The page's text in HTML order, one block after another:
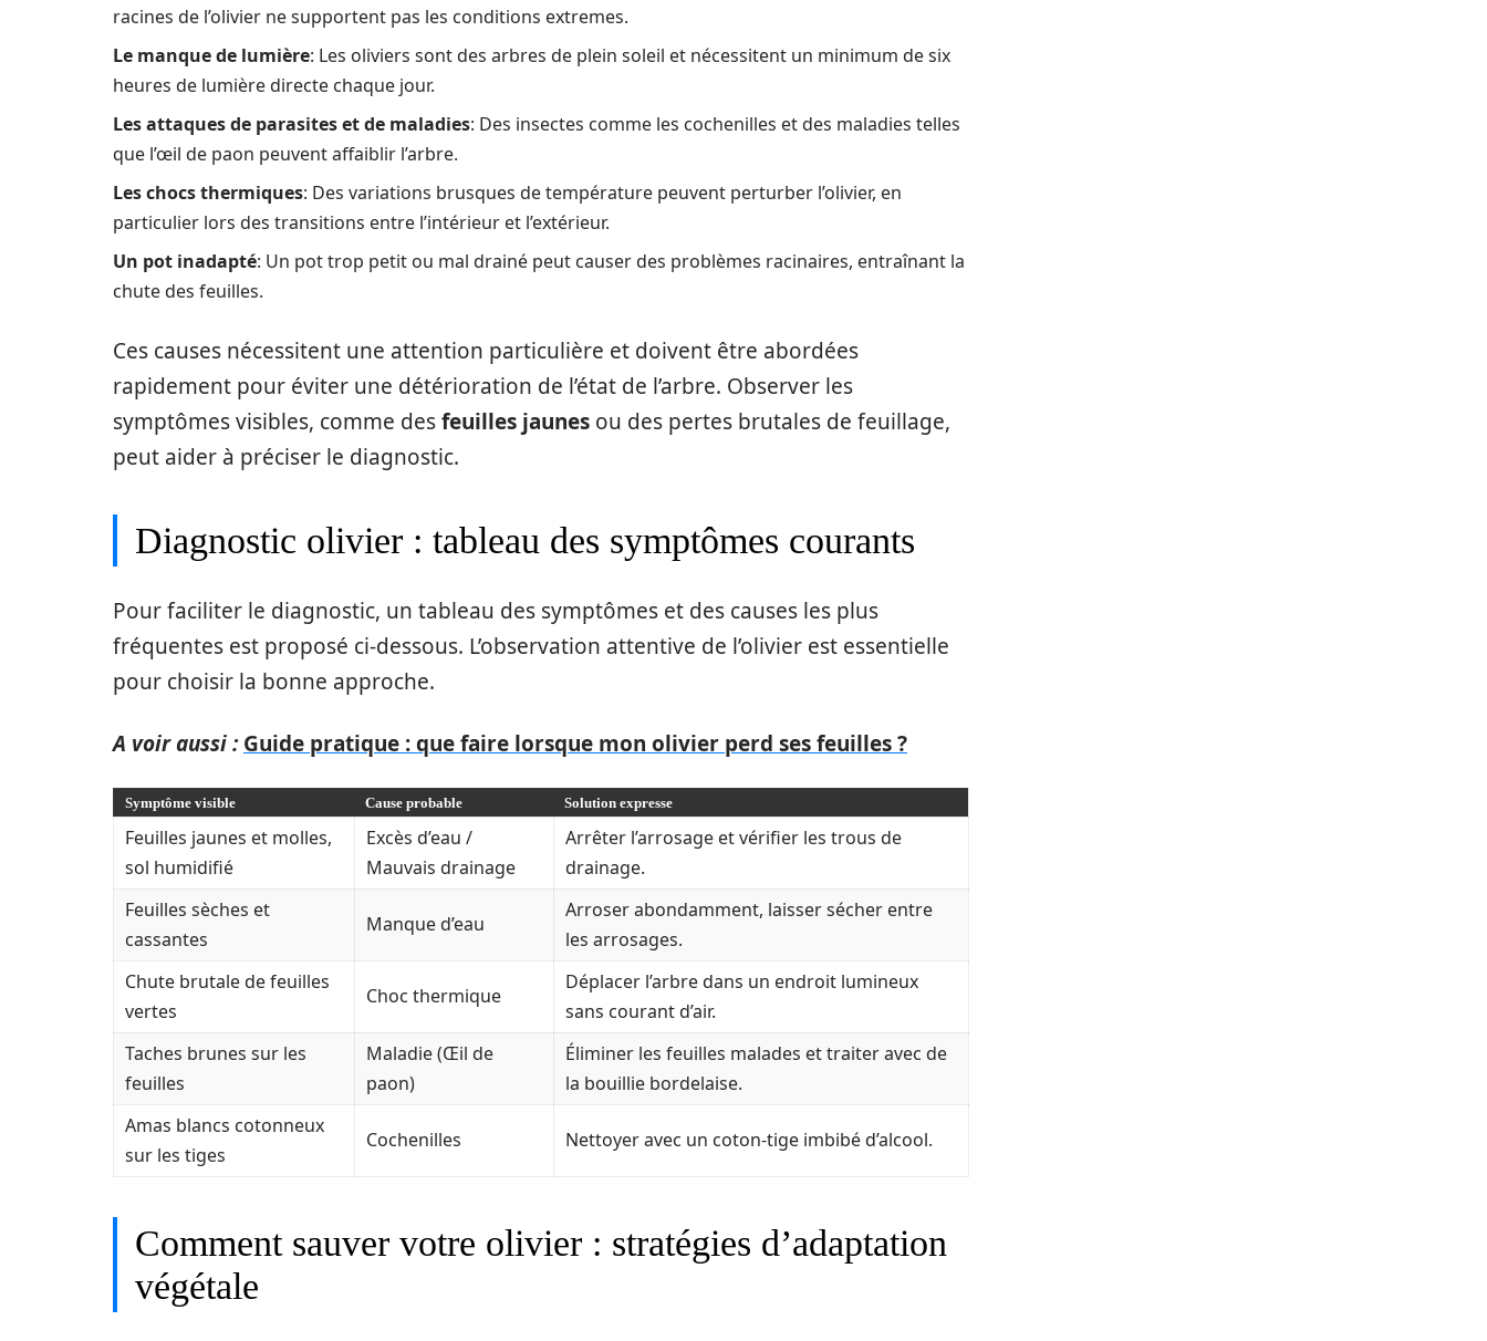
racines de l’olivier ne supportent pas les conditions extremes.
Le manque de lumière: Les oliviers sont des arbres de plein soleil et nécessitent un minimum de six
heures de lumière directe chaque jour.
Les attaques de parasites et de maladies: Des insectes comme les cochenilles et des maladies telles
que l’œil de paon peuvent affaiblir l’arbre.
Les chocs thermiques: Des variations brusques de température peuvent perturber l’olivier, en
particulier lors des transitions entre l’intérieur et l’extérieur.
Un pot inadapté: Un pot trop petit ou mal drainé peut causer des problèmes racinaires, entraînant la
chute des feuilles.
Ces causes nécessitent une attention particulière et doivent être abordées
rapidement pour éviter une détérioration de l’état de l’arbre. Observer les
symptômes visibles, comme desfeuilles jaunes ou des pertes brutales de feuillage,
peut aider à préciser le diagnostic.
Diagnostic olivier : tableau des symptômes courants
Pour faciliter le diagnostic, un tableau des symptômes et des causes les plus
fréquentes est proposé ci-dessous. L’observation attentive de l’olivier est essentielle
pour choisir la bonne approche.
A voir aussi : Guide pratique : que faire lorsque mon olivier perd ses feuilles ?
Symptôme visible Cause probable Solution expresse
Feuilles jaunes et molles,
sol humidifié
Excès d’eau /
Mauvais drainage
Arrêter l’arrosage et vérifier les trous de
drainage.
Feuilles sèches et
cassantes
Manque d’eau
Arroser abondamment, laisser sécher entre
les arrosages.
Chute brutale de feuilles
vertes
Choc thermique
Déplacer l’arbre dans un endroit lumineux
sans courant d’air.
Taches brunes sur les
feuilles
Maladie (Œil de
paon)
Éliminer les feuilles malades et traiter avec de
la bouillie bordelaise.
Amas blancs cotonneux
sur les tiges
Cochenilles Nettoyer avec un coton-tige imbibé d’alcool.
Comment sauver votre olivier : stratégies d’adaptation
végétale